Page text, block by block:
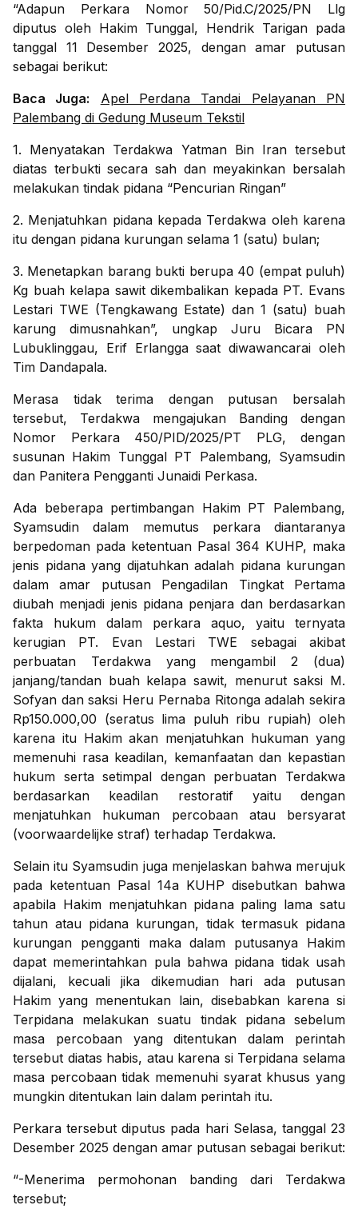
“Adapun Perkara Nomor 50/Pid.C/2025/PN Llg
diputus oleh Hakim Tunggal, Hendrik Tarigan pada
tanggal 11 Desember 2025, dengan amar putusan
sebagai berikut:
Baca Juga:
Apel Perdana Tandai Pelayanan PN
Palembang di Gedung Museum Tekstil
1. Menyatakan Terdakwa Yatman Bin Iran tersebut
diatas terbukti secara sah dan meyakinkan bersalah
melakukan tindak pidana “Pencurian Ringan”
2. Menjatuhkan pidana kepada Terdakwa oleh karena
itu dengan pidana kurungan selama 1 (satu) bulan;
3. Menetapkan barang bukti berupa 40 (empat puluh)
Kg buah kelapa sawit dikembalikan kepada PT. Evans
Lestari TWE (Tengkawang Estate) dan 1 (satu) buah
karung dimusnahkan”, ungkap Juru Bicara PN
Lubuklinggau, Erif Erlangga saat diwawancarai oleh
Tim Dandapala.
Merasa tidak terima dengan putusan bersalah
tersebut, Terdakwa mengajukan Banding dengan
Nomor Perkara 450/PID/2025/PT PLG, dengan
susunan Hakim Tunggal PT Palembang, Syamsudin
dan Panitera Pengganti Junaidi Perkasa.
Ada beberapa pertimbangan Hakim PT Palembang,
Syamsudin dalam memutus perkara diantaranya
berpedoman pada ketentuan Pasal 364 KUHP, maka
jenis pidana yang dijatuhkan adalah pidana kurungan
dalam amar putusan Pengadilan Tingkat Pertama
diubah menjadi jenis pidana penjara dan berdasarkan
fakta hukum dalam perkara aquo, yaitu ternyata
kerugian PT. Evan Lestari TWE sebagai akibat
perbuatan Terdakwa yang mengambil 2 (dua)
janjang/tandan buah kelapa sawit, menurut saksi M.
Sofyan dan saksi Heru Pernaba Ritonga adalah sekira
Rp150.000,00 (seratus lima puluh ribu rupiah) oleh
karena itu Hakim akan menjatuhkan hukuman yang
memenuhi rasa keadilan, kemanfaatan dan kepastian
hukum serta setimpal dengan perbuatan Terdakwa
berdasarkan keadilan restoratif yaitu dengan
menjatuhkan hukuman percobaan atau bersyarat
(voorwaardelijke straf) terhadap Terdakwa.
Selain itu Syamsudin juga menjelaskan bahwa merujuk
pada ketentuan Pasal 14a KUHP disebutkan bahwa
apabila Hakim menjatuhkan pidana paling lama satu
tahun atau pidana kurungan, tidak termasuk pidana
kurungan pengganti maka dalam putusanya Hakim
dapat memerintahkan pula bahwa pidana tidak usah
dijalani, kecuali jika dikemudian hari ada putusan
Hakim yang menentukan lain, disebabkan karena si
Terpidana melakukan suatu tindak pidana sebelum
masa percobaan yang ditentukan dalam perintah
tersebut diatas habis, atau karena si Terpidana selama
masa percobaan tidak memenuhi syarat khusus yang
mungkin ditentukan lain dalam perintah itu.
Perkara tersebut diputus pada hari Selasa, tanggal 23
Desember 2025 dengan amar putusan sebagai berikut:
“-Menerima permohonan banding dari Terdakwa
tersebut;